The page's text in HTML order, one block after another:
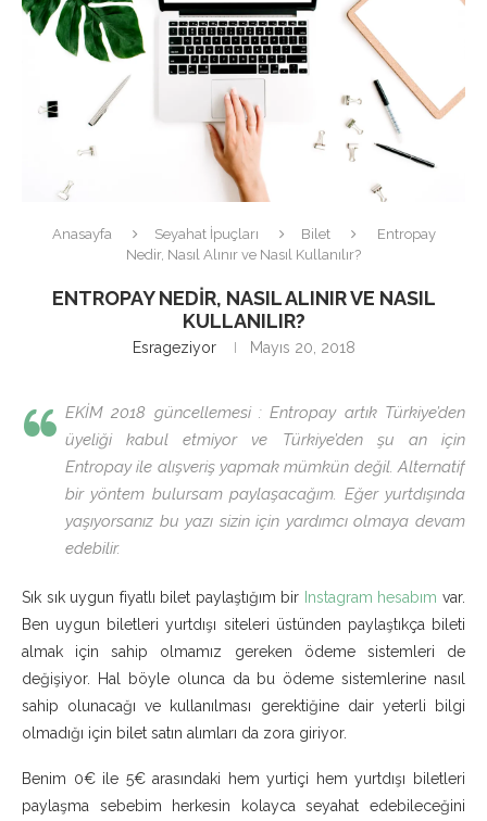
Anasayfa Seyahat İpuçları Bilet
Entropay
Nedir, Nasıl Alınır ve Nasıl Kullanılır?
ENTROPAY NEDIR, NASIL ALINIR VE NASIL
KULLANILIR?
Esrageziyor Mayıs 20, 2018
EKİM 2018 güncellemesi : Entropay artık Türkiye’den
üyeliği kabul etmiyor ve Türkiye’den şu an için
Entropay ile alışveriş yapmak mümkün değil. Alternatif
bir yöntem bulursam paylaşacağım. Eğer yurtdışında
yaşıyorsanız bu yazı sizin için yardımcı olmaya devam
edebilir.
Sık sık uygun fiyatlı bilet paylaştığım bir Instagram hesabım var.
Ben uygun biletleri yurtdışı siteleri üstünden paylaştıkça bileti
almak için sahip olmamız gereken ödeme sistemleri de
değişiyor. Hal böyle olunca da bu ödeme sistemlerine nasıl
sahip olunacağı ve kullanılması gerektiğine dair yeterli bilgi
olmadığı için bilet satın alımları da zora giriyor.
Benim 0€ ile 5€ arasındaki hem yurtiçi hem yurtdışı biletleri
paylaşma sebebim herkesin kolayca seyahat edebileceğini